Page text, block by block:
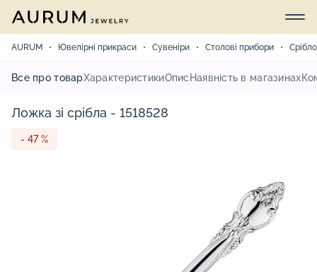
AURUM Ювелірні прикраси Сувеніри Столові прибори Срібло
Все про товарХарактеристикиОпис Наявність в магазинах
Ложка зі срібла - 1518528
- 47 %